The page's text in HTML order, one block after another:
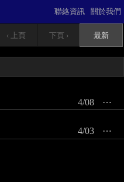
關於我們
聯絡資訊
‹ 上頁 下頁 › 最新
⋯
4/08
⋯
4/03